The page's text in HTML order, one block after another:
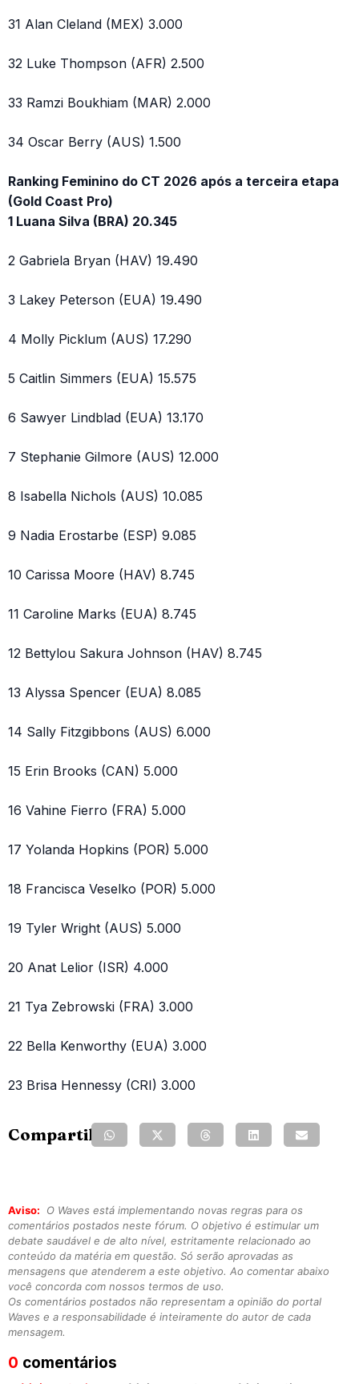
31 Alan Cleland (MEX) 3.000
32 Luke Thompson (AFR) 2.500
33 Ramzi Boukhiam (MAR) 2.000
34 Oscar Berry (AUS) 1.500
Ranking Feminino do CT 2026 após a terceira etapa
(Gold Coast Pro)
1 Luana Silva (BRA) 20.345
2 Gabriela Bryan (HAV) 19.490
3 Lakey Peterson (EUA) 19.490
4 Molly Picklum (AUS) 17.290
5 Caitlin Simmers (EUA) 15.575
6 Sawyer Lindblad (EUA) 13.170
7 Stephanie Gilmore (AUS) 12.000
8 Isabella Nichols (AUS) 10.085
9 Nadia Erostarbe (ESP) 9.085
10 Carissa Moore (HAV) 8.745
11 Caroline Marks (EUA) 8.745
12 Bettylou Sakura Johnson (HAV) 8.745
13 Alyssa Spencer (EUA) 8.085
14 Sally Fitzgibbons (AUS) 6.000
15 Erin Brooks (CAN) 5.000
16 Vahine Fierro (FRA) 5.000
17 Yolanda Hopkins (POR) 5.000
18 Francisca Veselko (POR) 5.000
19 Tyler Wright (AUS) 5.000
20 Anat Lelior (ISR) 4.000
21 Tya Zebrowski (FRA) 3.000
22 Bella Kenworthy (EUA) 3.000
23 Brisa Hennessy (CRI) 3.000
Compartilhe:
Aviso:
O Waves está implementando novas regras para os
comentários postados neste fórum. O objetivo é estimular um
debate saudável e de alto nível, estritamente relacionado ao
conteúdo da matéria em questão. Só serão aprovadas as
mensagens que atenderem a este objetivo. Ao comentar abaixo
você concorda com nossos termos de uso.
Os comentários postados não representam a opinião do portal
Waves e a responsabilidade é inteiramente do autor de cada
mensagem.
0 comentários